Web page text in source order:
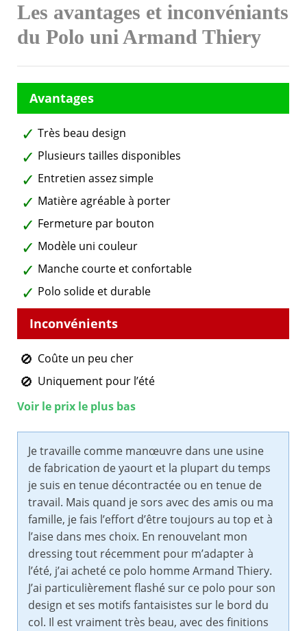
Les avantages et inconvéniants
du Polo uni Armand Thiery
Très beau design
Plusieurs tailles disponibles
Entretien assez simple
Matière agréable à porter
Fermeture par bouton
Modèle uni couleur
Manche courte et confortable
Polo solide et durable
Coûte un peu cher
Uniquement pour l’été
Voir le prix le plus bas
Je travaille comme manœuvre dans une usine
de fabrication de yaourt et la plupart du temps
je suis en tenue décontractée ou en tenue de
travail. Mais quand je sors avec des amis ou ma
famille, je fais l’effort d’être toujours au top et à
l’aise dans mes choix. En renouvelant mon
dressing tout récemment pour m’adapter à
l’été, j’ai acheté ce polo homme Armand Thiery.
J’ai particulièrement flashé sur ce polo pour son
design et ses motifs fantaisistes sur le bord du
col. Il est vraiment très beau, avec des finitions